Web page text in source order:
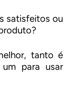
satisfeitos ou
tanto é
para usar